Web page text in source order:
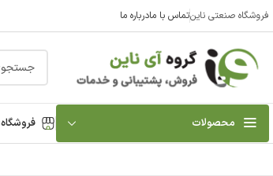
فروشگاه صنعتی ناینتماس با مادرباره ما
محصولات فروشگاه